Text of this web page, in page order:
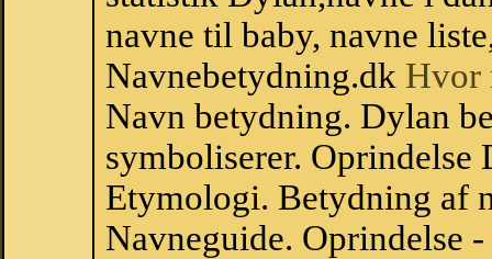
navne til baby, navne
Navnebetydning.dk Hvor
Navn betydning. Dylan
symboliserer. Oprindelse
Etymologi. Betydning af
Navneguide. Oprindelse